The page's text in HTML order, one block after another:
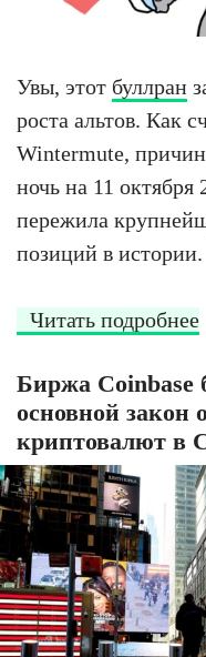
Увы, этот буллран
роста альтов. Как
Wintermute,
ночь на 11 октября
пережила
позиций в истории.
Читать подробнее
Биржа Coinbase
основной закон
криптовалют в